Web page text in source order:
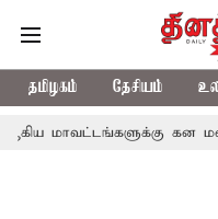
தமிழகம் தேசியம்
கன மழை